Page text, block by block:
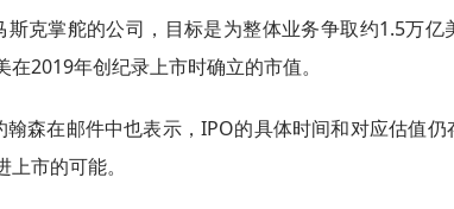
斯克掌舵的公司，目标是为整体业务争取约1.5万亿
在2019年创纪录上市时确立的市值。
翰森在邮件中也表示，IPO的具体时间和对应估值
市的可能。